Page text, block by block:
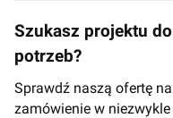
Szukasz projektu
potrzeb?
Sprawdź naszą ofertę
zamówienie w